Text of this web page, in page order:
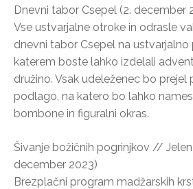
Dnevni tabor Csepel (2. december
Vse ustvarjalne otroke in odrasle
dnevni tabor Csepel na ustvarjalno
katerem boste lahko izdelali
družino. Vsak udeleženec bo
podlago, na katero bo lahko
bombone in figuralni okras.
Šivanje božičnih pogrinjkov //
december 2023)
Brezplačni program madžarskih